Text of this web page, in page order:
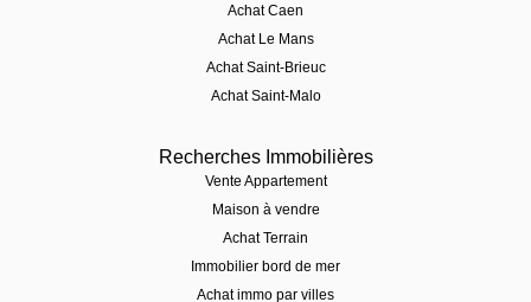
Achat Caen
Achat Le Mans
Achat Saint-Brieuc
Achat Saint-Malo
Recherches Immobilières
Vente Appartement
Maison à vendre
Achat Terrain
Immobilier bord de mer
Achat immo par villes